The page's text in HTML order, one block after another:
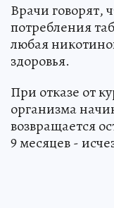
Врачи говорят,
потребления
любая
здоровья.
При отказе от
организма
возвращается
9 месяцев -